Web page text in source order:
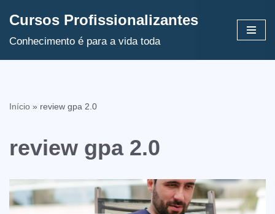
Avançar
Cursos Profissionalizantes
Conhecimento é para a vida toda
Início » review gpa 2.0
review gpa 2.0